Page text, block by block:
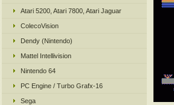
Atari 5200, Atari 7800, Atari Jaguar
ColecoVision
Dendy (Nintendo)
Mattel Intellivision
Nintendo 64
PC Engine / Turbo Grafx-16
Sega